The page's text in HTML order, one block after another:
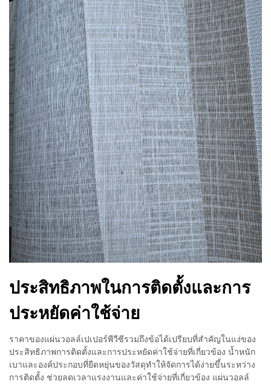
ประสิทธิภาพในการติดตั้งและการ
ประหยัดค่าใช้จ่าย
ราคาของแผ่นวอลล์เปเปอร์พีวีซีรวมถึงข้อได้เปรียบที่สำคัญในแง่ของ
ประสิทธิภาพการติดตั้งและการประหยัดค่าใช้จ่ายที่เกี่ยวข้อง น้ำหนัก
เบาและองค์ประกอบที่ยืดหยุ่นของวัสดุทำให้จัดการได้ง่ายขึ้นระหว่าง
การติดตั้ง ช่วยลดเวลาแรงงานและค่าใช้จ่ายที่เกี่ยวข้อง แผ่นวอลล์